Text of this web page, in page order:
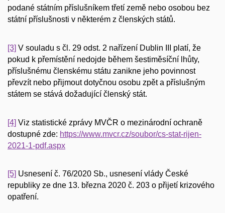
podané státním příslušníkem třetí země nebo osobou bez
státní příslušnosti v některém z členských států.
[3] V souladu s čl. 29 odst. 2 nařízení Dublin III platí, že
pokud k přemístění nedojde během šestiměsíční lhůty,
příslušnému členskému státu zanikne jeho povinnost
převzít nebo přijmout dotyčnou osobu zpět a příslušným
státem se stává dožadující členský stát.
[4] Viz statistické zprávy MVČR o mezinárodní ochraně
dostupné zde: https://www.mvcr.cz/soubor/cs-stat-rijen-
2021-1-pdf.aspx
[5] Usnesení č. 76/2020 Sb., usnesení vlády České
republiky ze dne 13. března 2020 č. 203 o přijetí krizového
opatření.